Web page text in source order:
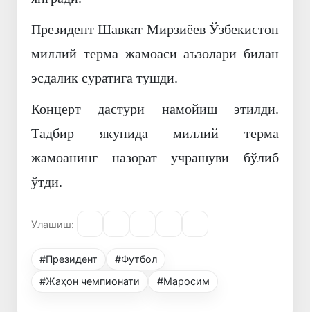
Президент Шавкат Мирзиёев Ўзбекистон
миллий терма жамоаси аъзолари билан
эсдалик суратига тушди.
Концерт дастури намойиш этилди.
Тадбир якунида миллий терма
жамоанинг назорат учрашуви бўлиб
ўтди.
Улашиш:
#Президент
#Футбол
#Жаҳон чемпионати
#Маросим